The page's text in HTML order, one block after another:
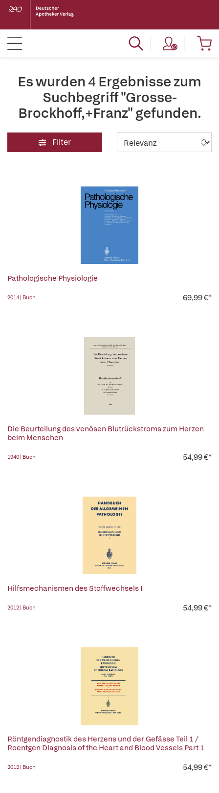
Es wurden 4 Ergebnisse zum
Suchbegriff "Grosse-
Brockhoff,+Franz" gefunden.
Filter
Pathologische Physiologie
2014 | Buch 69,99 €*
Die Beurteilung des venösen Blutrückstroms zum Herzen
beim Menschen
1940 | Buch 54,99 €*
Hilfsmechanismen des Stoffwechsels I
2012 | Buch 54,99 €*
Röntgendiagnostik des Herzens und der Gefässe Teil 1 /
Roentgen Diagnosis of the Heart and Blood Vessels Part 1
2012 | Buch 54,99 €*